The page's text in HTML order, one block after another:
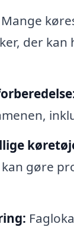
Mange
der
gøre